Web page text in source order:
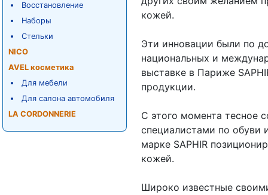
Восстановление
Наборы
Стельки
NICO
AVEL косметика
Для мебели
Для салона автомобиля
LA CORDONNERIE
кожей.
Эти инновации были по
национальных и
выставке в Париже
продукции.
С этого момента тесное
специалистами по обуви
марке SAPHIR
кожей.
Широко известные